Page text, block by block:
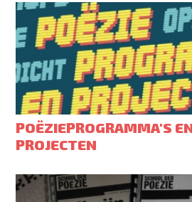
POËZIEPROGRAMMA'S
PROJECTEN